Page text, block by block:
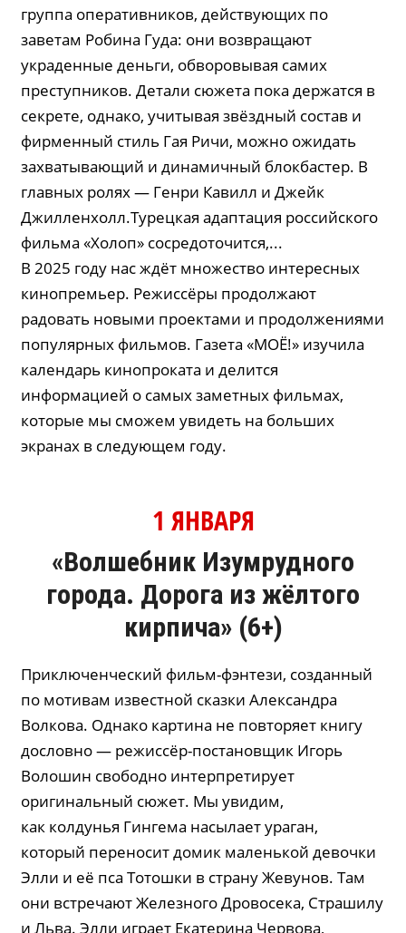
группа оперативников, действующих по
заветам Робина Гуда: они возвращают
украденные деньги, обворовывая самих
преступников. Детали сюжета пока держатся в
секрете, однако, учитывая звёздный состав и
фирменный стиль Гая Ричи, можно ожидать
захватывающий и динамичный блокбастер. В
главных ролях — Генри Кавилл и Джейк
Джилленхолл.Турецкая адаптация российского
фильма «Холоп» сосредоточится,...
В 2025 году нас ждёт множество интересных
кинопремьер. Режиссёры продолжают
радовать новыми проектами и продолжениями
популярных фильмов. Газета «МОЁ!» изучила
календарь кинопроката и делится
информацией о самых заметных фильмах,
которые мы сможем увидеть на больших
экранах в следующем году.
1 ЯНВАРЯ
«Волшебник Изумрудного
города. Дорога из жёлтого
кирпича» (6+)
Приключенческий фильм-фэнтези, созданный
по мотивам известной сказки Александра
Волкова. Однако картина не повторяет книгу
дословно — режиссёр-постановщик Игорь
Волошин свободно интерпретирует
оригинальный сюжет. Мы увидим,
как колдунья Гингема насылает ураган,
который переносит домик маленькой девочки
Элли и её пса Тотошки в страну Жевунов. Там
они встречают Железного Дровосека, Страшилу
и Льва. Элли играет Екатерина Червова,